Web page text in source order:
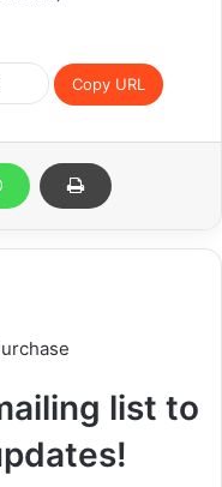
Copy URL
list to